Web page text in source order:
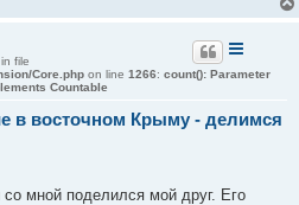
in file
Core.php on line 1266: count(): Parameter
Countable
в восточном Крыму - делимся
мной поделился мой друг. Его